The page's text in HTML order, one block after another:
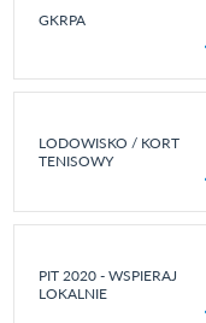
GKRPA
LODOWISKO / KORT
TENISOWY
PIT 2020 - WSPIERAJ
LOKALNIE